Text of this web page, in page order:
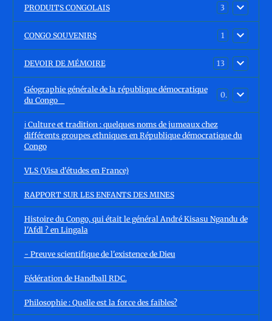
PRODUITS CONGOLAIS 3
CONGO SOUVENIRS 1
DEVOIR DE MÉMOIRE 13
Géographie générale de la république démocratique
du Congo
0
ℹ️ Culture et tradition : quelques noms de jumeaux chez
différents groupes ethniques en République démocratique du
Congo
VLS (Visa d'études en France)
RAPPORT SUR LES ENFANTS DES MINES
Histoire du Congo, qui était le général André Kisasu Ngandu de
l'Afdl ? en Lingala
- Preuve scientifique de l'existence de Dieu
Fédération de Handball RDC.
Philosophie : Quelle est la force des faibles?